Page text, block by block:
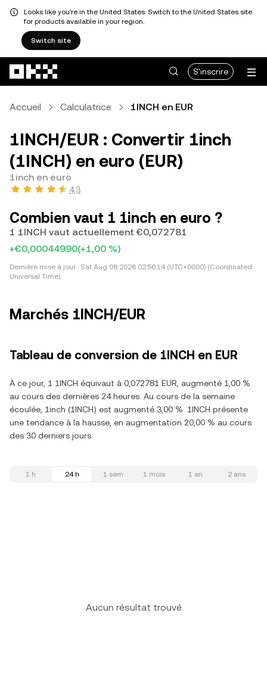
Looks like you're in the United States. Switch to the United States site
for products available in your region.
Switch site
S'inscrire
Accueil Calculatrice 1INCH en EUR
1INCH/EUR : Convertir 1inch
(1INCH) en euro (EUR)
1inch en euro
4,3
Combien vaut 1 1inch en euro ?
1 1INCH vaut actuellement €0,072781
+€0,00044990(+1,00 %)
Dernière mise à jour : Sat Aug 08 2026 02:56:14 (UTC+0000) (Coordinated
Universal Time)
Marchés 1INCH/EUR
Tableau de conversion de 1INCH en EUR
À ce jour, 1 1INCH équivaut à 0,072781 EUR, augmenté 1,00 %
au cours des dernières 24 heures. Au cours de la semaine
écoulée, 1inch (1INCH) est augmenté 3,00 %. 1INCH présente
une tendance à la hausse, en augmentation 20,00 % au cours
des 30 derniers jours.
1 h 24 h 1 sem 1 mois 1 an 2 ans
Aucun résultat trouvé